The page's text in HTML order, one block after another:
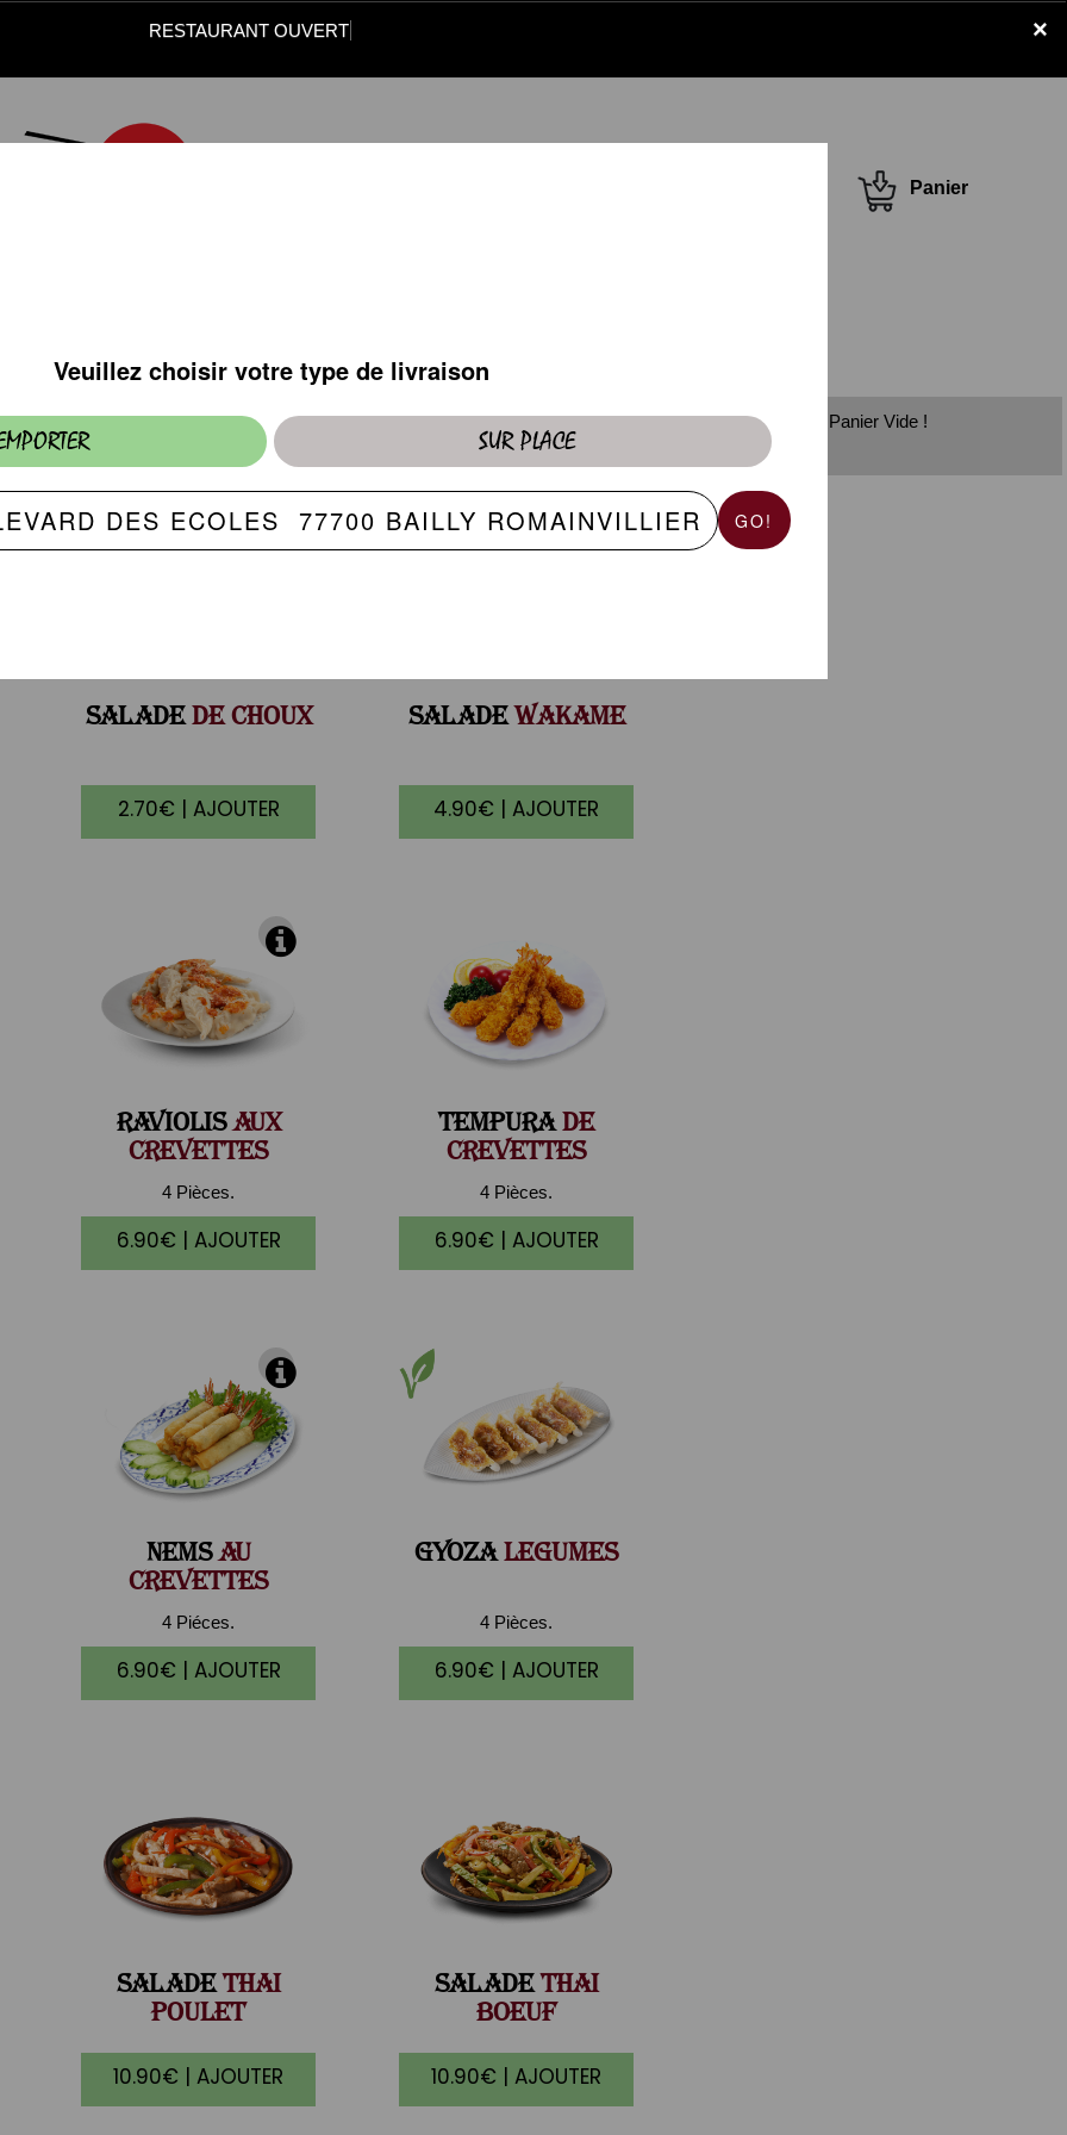
×
RESTAURANT OUVER
Panier
ENTRÉES
SALADEDE CHOUX
2.70€ | AJOUTER
SALADEWAKAME
4.90€ | AJOUTER
RAVIOLISAUX
CREVETTES
4 Pièces.
6.90€ | AJOUTER
TEMPURADE
CREVETTES
4 Pièces.
6.90€ | AJOUTER
NEMSAU
CREVETTES
4 Piéces.
6.90€ | AJOUTER
GYOZALEGUMES
4 Pièces.
6.90€ | AJOUTER
SALADETHAI
POULET
10.90€ | AJOUTER
SALADETHAI
BOEUF
10.90€ | AJOUTER
Panier Vide !